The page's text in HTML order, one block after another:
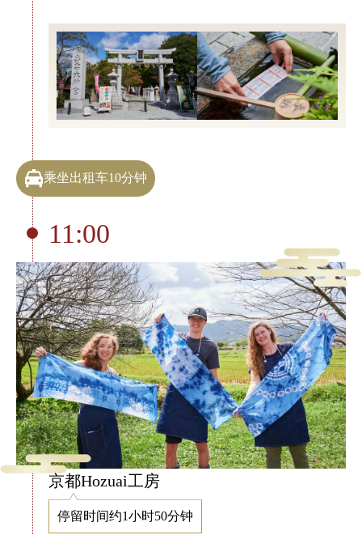
乘坐出租车10分钟
11:00
京都Hozuai工房
停留时间约1小时50分钟